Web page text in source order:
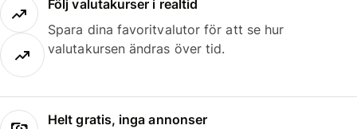
Följ valutakurser i realtid
Spara dina favoritvalutor för att se hur
valutakursen ändras över tid.
Helt gratis, inga annonser